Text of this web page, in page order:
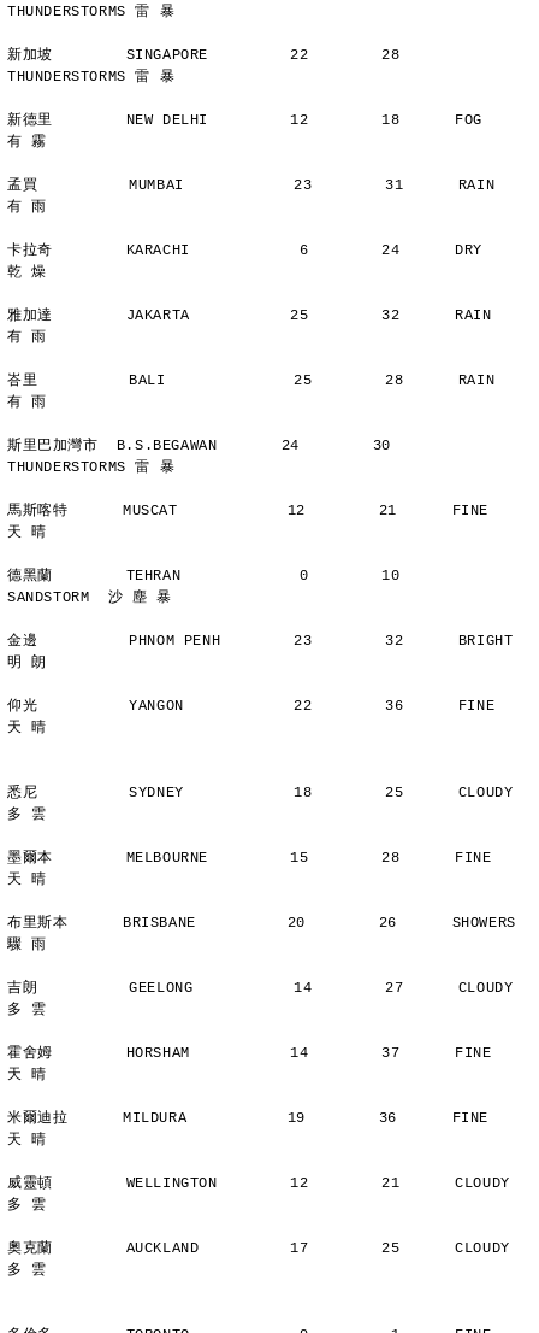
THUNDERSTORMS 雷 暴
新加坡        SINGAPORE         22        28
THUNDERSTORMS 雷 暴
新德里        NEW DELHI         12        18      FOG
有 霧
孟買          MUMBAI            23        31      RAIN
有 雨
卡拉奇        KARACHI            6        24      DRY
乾 燥
雅加達        JAKARTA           25        32      RAIN
有 雨
峇里          BALI              25        28      RAIN
有 雨
斯里巴加灣市  B.S.BEGAWAN       24        30
THUNDERSTORMS 雷 暴
馬斯喀特      MUSCAT            12        21      FINE
天 晴
德黑蘭        TEHRAN             0        10
SANDSTORM  沙 塵 暴
金邊          PHNOM PENH        23        32      BRIGHT
明 朗
仰光          YANGON            22        36      FINE
天 晴
悉尼          SYDNEY            18        25      CLOUDY
多 雲
墨爾本        MELBOURNE         15        28      FINE
天 晴
布里斯本      BRISBANE          20        26      SHOWERS
驟 雨
吉朗          GEELONG           14        27      CLOUDY
多 雲
霍舍姆        HORSHAM           14        37      FINE
天 晴
米爾迪拉      MILDURA           19        36      FINE
天 晴
威靈頓        WELLINGTON        12        21      CLOUDY
多 雲
奧克蘭        AUCKLAND          17        25      CLOUDY
多 雲